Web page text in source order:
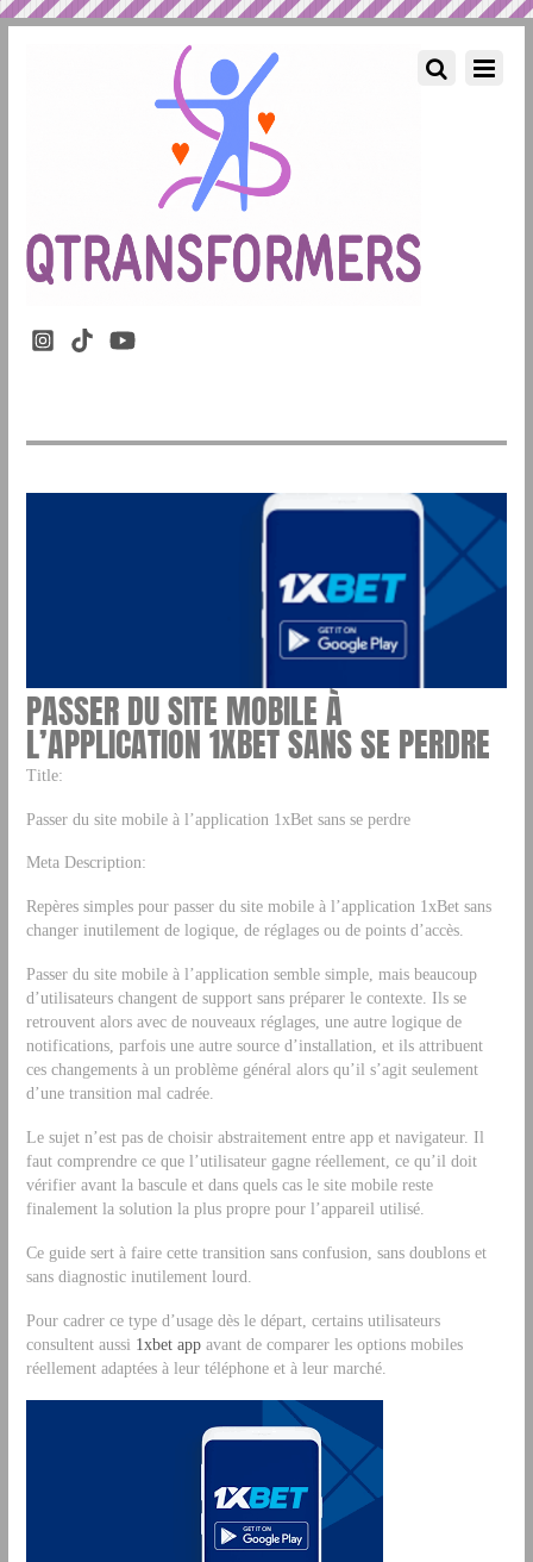
PASSER DU SITE MOBILE À
L’APPLICATION 1XBET SANS SE PERDRE
Title:
Passer du site mobile à l’application 1xBet sans se perdre
Meta Description:
Repères simples pour passer du site mobile à l’application 1xBet sans
changer inutilement de logique, de réglages ou de points d’accès.
Passer du site mobile à l’application semble simple, mais beaucoup
d’utilisateurs changent de support sans préparer le contexte. Ils se
retrouvent alors avec de nouveaux réglages, une autre logique de
notifications, parfois une autre source d’installation, et ils attribuent
ces changements à un problème général alors qu’il s’agit seulement
d’une transition mal cadrée.
Le sujet n’est pas de choisir abstraitement entre app et navigateur. Il
faut comprendre ce que l’utilisateur gagne réellement, ce qu’il doit
vérifier avant la bascule et dans quels cas le site mobile reste
finalement la solution la plus propre pour l’appareil utilisé.
Ce guide sert à faire cette transition sans confusion, sans doublons et
sans diagnostic inutilement lourd.
Pour cadrer ce type d’usage dès le départ, certains utilisateurs
consultent aussi 1xbet appavant de comparer les options mobiles
réellement adaptées à leur téléphone et à leur marché.